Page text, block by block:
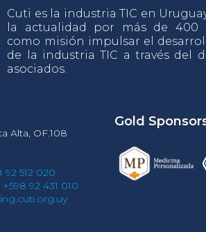
Cuti es la industria TIC en
la actualidad por más de 400
como misión impulsar el
de la industria TIC a través del
asociados.
Alta, OF.108
92 512 020
+598 92 431 010
Gold